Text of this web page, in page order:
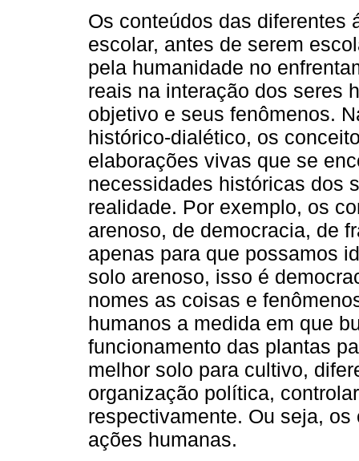
Os conteúdos das diferentes
escolar, antes de serem
pela humanidade no
reais na interação dos seres
objetivo e seus fenômenos.
histórico-dialético, os
elaborações vivas que se
necessidades históricas dos
realidade. Por exemplo, os
arenoso, de democracia, de
apenas para que possamos
solo arenoso, isso é
nomes as coisas e
humanos a medida em que
funcionamento das plantas
melhor solo para cultivo,
organização política,
respectivamente. Ou seja,
ações humanas.